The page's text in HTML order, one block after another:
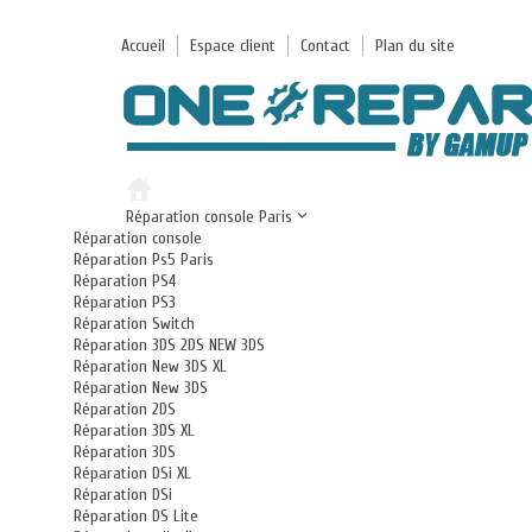
Accueil Espace client Contact Plan du site
Réparation console Paris
Réparation console
Réparation Ps5 Paris
Réparation PS4
Réparation PS3
Réparation Switch
Réparation 3DS 2DS NEW 3DS
Réparation New 3DS XL
Réparation New 3DS
Réparation 2DS
Réparation 3DS XL
Réparation 3DS
Réparation DSi XL
Réparation DSi
Réparation DS Lite